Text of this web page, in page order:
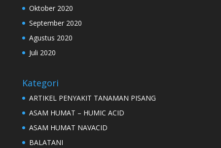
Oktober 2020
September 2020
Agustus 2020
Juli 2020
Kategori
ARTIKEL PENYAKIT TANAMAN PISANG
ASAM HUMAT – HUMIC ACID
ASAM HUMAT NAVACID
BALATANI